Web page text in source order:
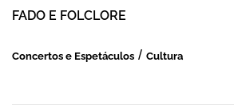
FADO E FOLCLORE
Concertos e Espetáculos Cultura